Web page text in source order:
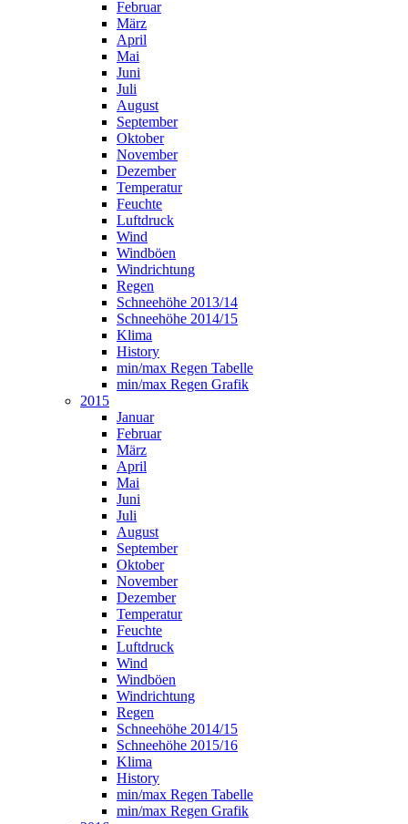
Februar
März
April
Mai
Juni
Juli
August
September
Oktober
November
Dezember
Temperatur
Feuchte
Luftdruck
Wind
Windböen
Windrichtung
Regen
Schneehöhe 2013/14
Schneehöhe 2014/15
Klima
History
min/max Regen Tabelle
min/max Regen Grafik
2015
Januar
Februar
März
April
Mai
Juni
Juli
August
September
Oktober
November
Dezember
Temperatur
Feuchte
Luftdruck
Wind
Windböen
Windrichtung
Regen
Schneehöhe 2014/15
Schneehöhe 2015/16
Klima
History
min/max Regen Tabelle
min/max Regen Grafik